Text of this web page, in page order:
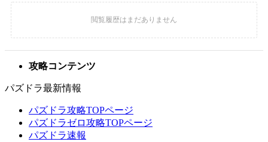
攻略コンテンツ
パズドラ最新情報
パズドラ攻略TOPページ
パズドラゼロ攻略TOPページ
パズドラ速報